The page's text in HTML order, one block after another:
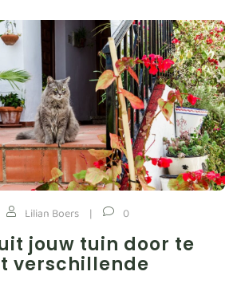
Lilian Boers 0
jouw tuin door te
verschillende